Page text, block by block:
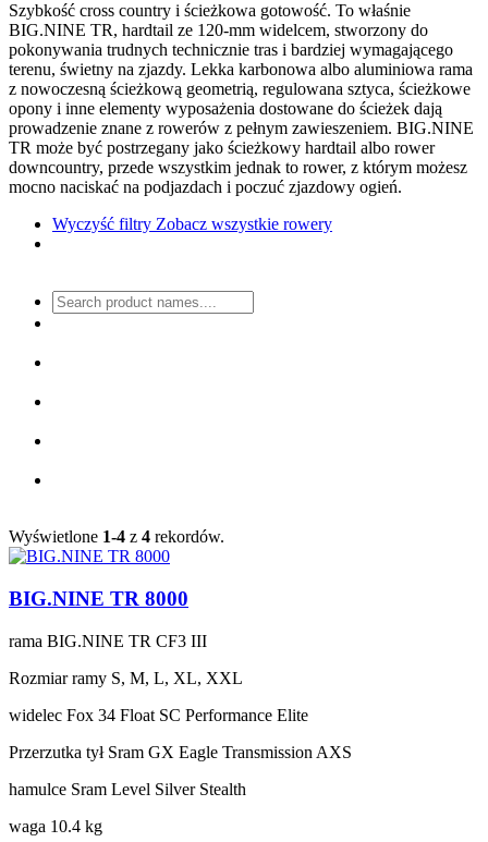
Szybkość cross country i ścieżkowa gotowość. To właśnie
BIG.NINE TR, hardtail ze 120-mm widelcem, stworzony do
pokonywania trudnych technicznie tras i bardziej wymagającego
terenu, świetny na zjazdy. Lekka karbonowa albo aluminiowa rama
z nowoczesną ścieżkową geometrią, regulowana sztyca, ścieżkowe
opony i inne elementy wyposażenia dostowane do ścieżek dają
prowadzenie znane z rowerów z pełnym zawieszeniem. BIG.NINE
TR może być postrzegany jako ścieżkowy hardtail albo rower
downcountry, przede wszystkim jednak to rower, z którym możesz
mocno naciskać na podjazdach i poczuć zjazdowy ogień.
Wyczyść filtry Zobacz wszystkie rowery
Wyświetlone 1-4 z 4 rekordów.
BIG.NINE TR 8000
rama BIG.NINE TR CF3 III
Rozmiar ramy S, M, L, XL, XXL
widelec Fox 34 Float SC Performance Elite
Przerzutka tył Sram GX Eagle Transmission AXS
hamulce Sram Level Silver Stealth
waga 10.4 kg